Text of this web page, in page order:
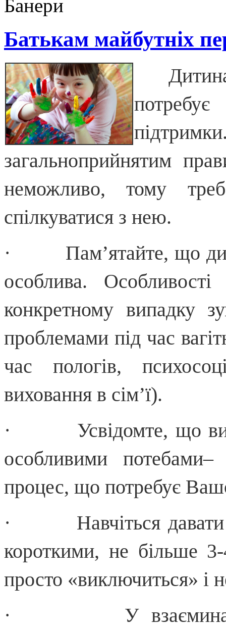
Банери
Батькам майбутніх
загальноприйнятим
неможливо, тому
спілкуватися з нею.
· Пам’ятайте, що
особлива.
конкретному випадку
проблемами під час
час пологів,
виховання в сім’ї).
· Усвідомте, що
особливими
процес, що потребує
· Навчіться давати
короткими, не більше
просто «виключиться» і
· У взаєминах з